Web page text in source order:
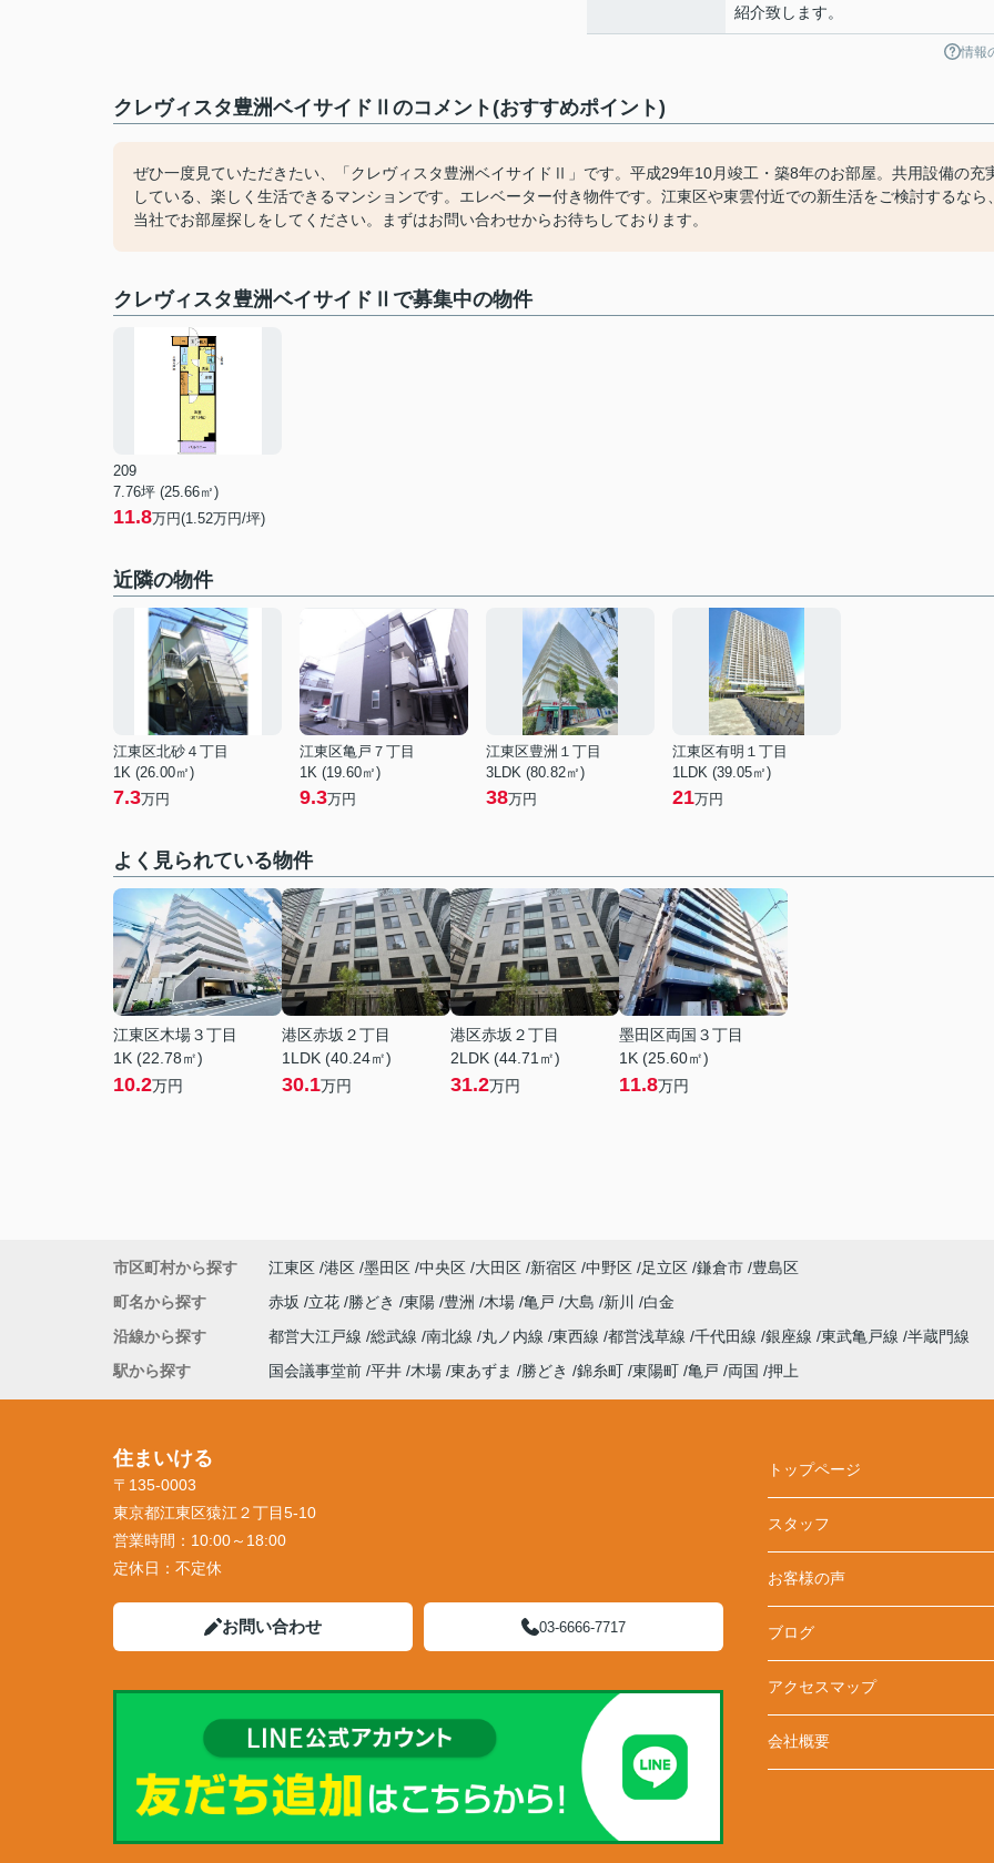
紹介致します。
情報
クレヴィスタ豊洲ベイサイドⅡのコメント(おすすめポイント)
ぜひ一度見ていただきたい、「クレヴィスタ豊洲ベイサイドⅡ」です。平成29年10月竣工・築8年のお部屋。共用設備の充
している、楽しく生活できるマンションです。エレベーター付き物件です。江東区や東雲付近での新生活をご検討するなら、
当社でお部屋探しをしてください。まずはお問い合わせからお待ちしております。
クレヴィスタ豊洲ベイサイドⅡで募集中の物件
209
7.76坪 (25.66㎡)
11.8万円(1.52万円/坪)
近隣の物件
江東区北砂４丁目
1K (26.00㎡)
7.3万円
江東区亀戸７丁目
1K (19.60㎡)
9.3万円
江東区豊洲１丁目
3LDK (80.82㎡)
38万円
江東区有明１丁目
1LDK (39.05㎡)
21万円
よく見られている物件
江東区木場３丁目
1K (22.78㎡)
10.2万円
港区赤坂２丁目
1LDK (40.24㎡)
30.1万円
港区赤坂２丁目
2LDK (44.71㎡)
31.2万円
墨田区両国３丁目
1K (25.60㎡)
11.8万円
市区町村から探す 江東区 港区 墨田区 中央区 大田区 新宿区 中野区 足立区 鎌倉市 豊島区
町名から探す
赤坂 立花 勝どき 東陽 豊洲 木場 亀戸 大島 新川
白金
沿線から探す
都営大江戸線 総武線 南北線 丸ノ内線 東西線 都営浅草線 千代田線 銀座線 東武亀戸線 半蔵門線
駅から探す
国会議事堂前 平井 木場 東あずま 勝どき 錦糸町 東陽町 亀戸 両国 押上
住まいける
〒135-0003
東京都江東区猿江２丁目5-10
営業時間： 10:00～18:00
定休日： 不定休
お問い合わせ 03-6666-7717
トップページ
スタッフ
お客様の声
ブログ
アクセスマップ
会社概要